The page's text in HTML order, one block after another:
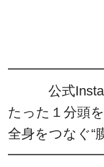
公式
たった１分頭
全身をつなぐ“